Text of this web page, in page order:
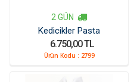
2 GÜN
Kedicikler Pasta
6.750,00 TL
Ürün Kodu : 2799